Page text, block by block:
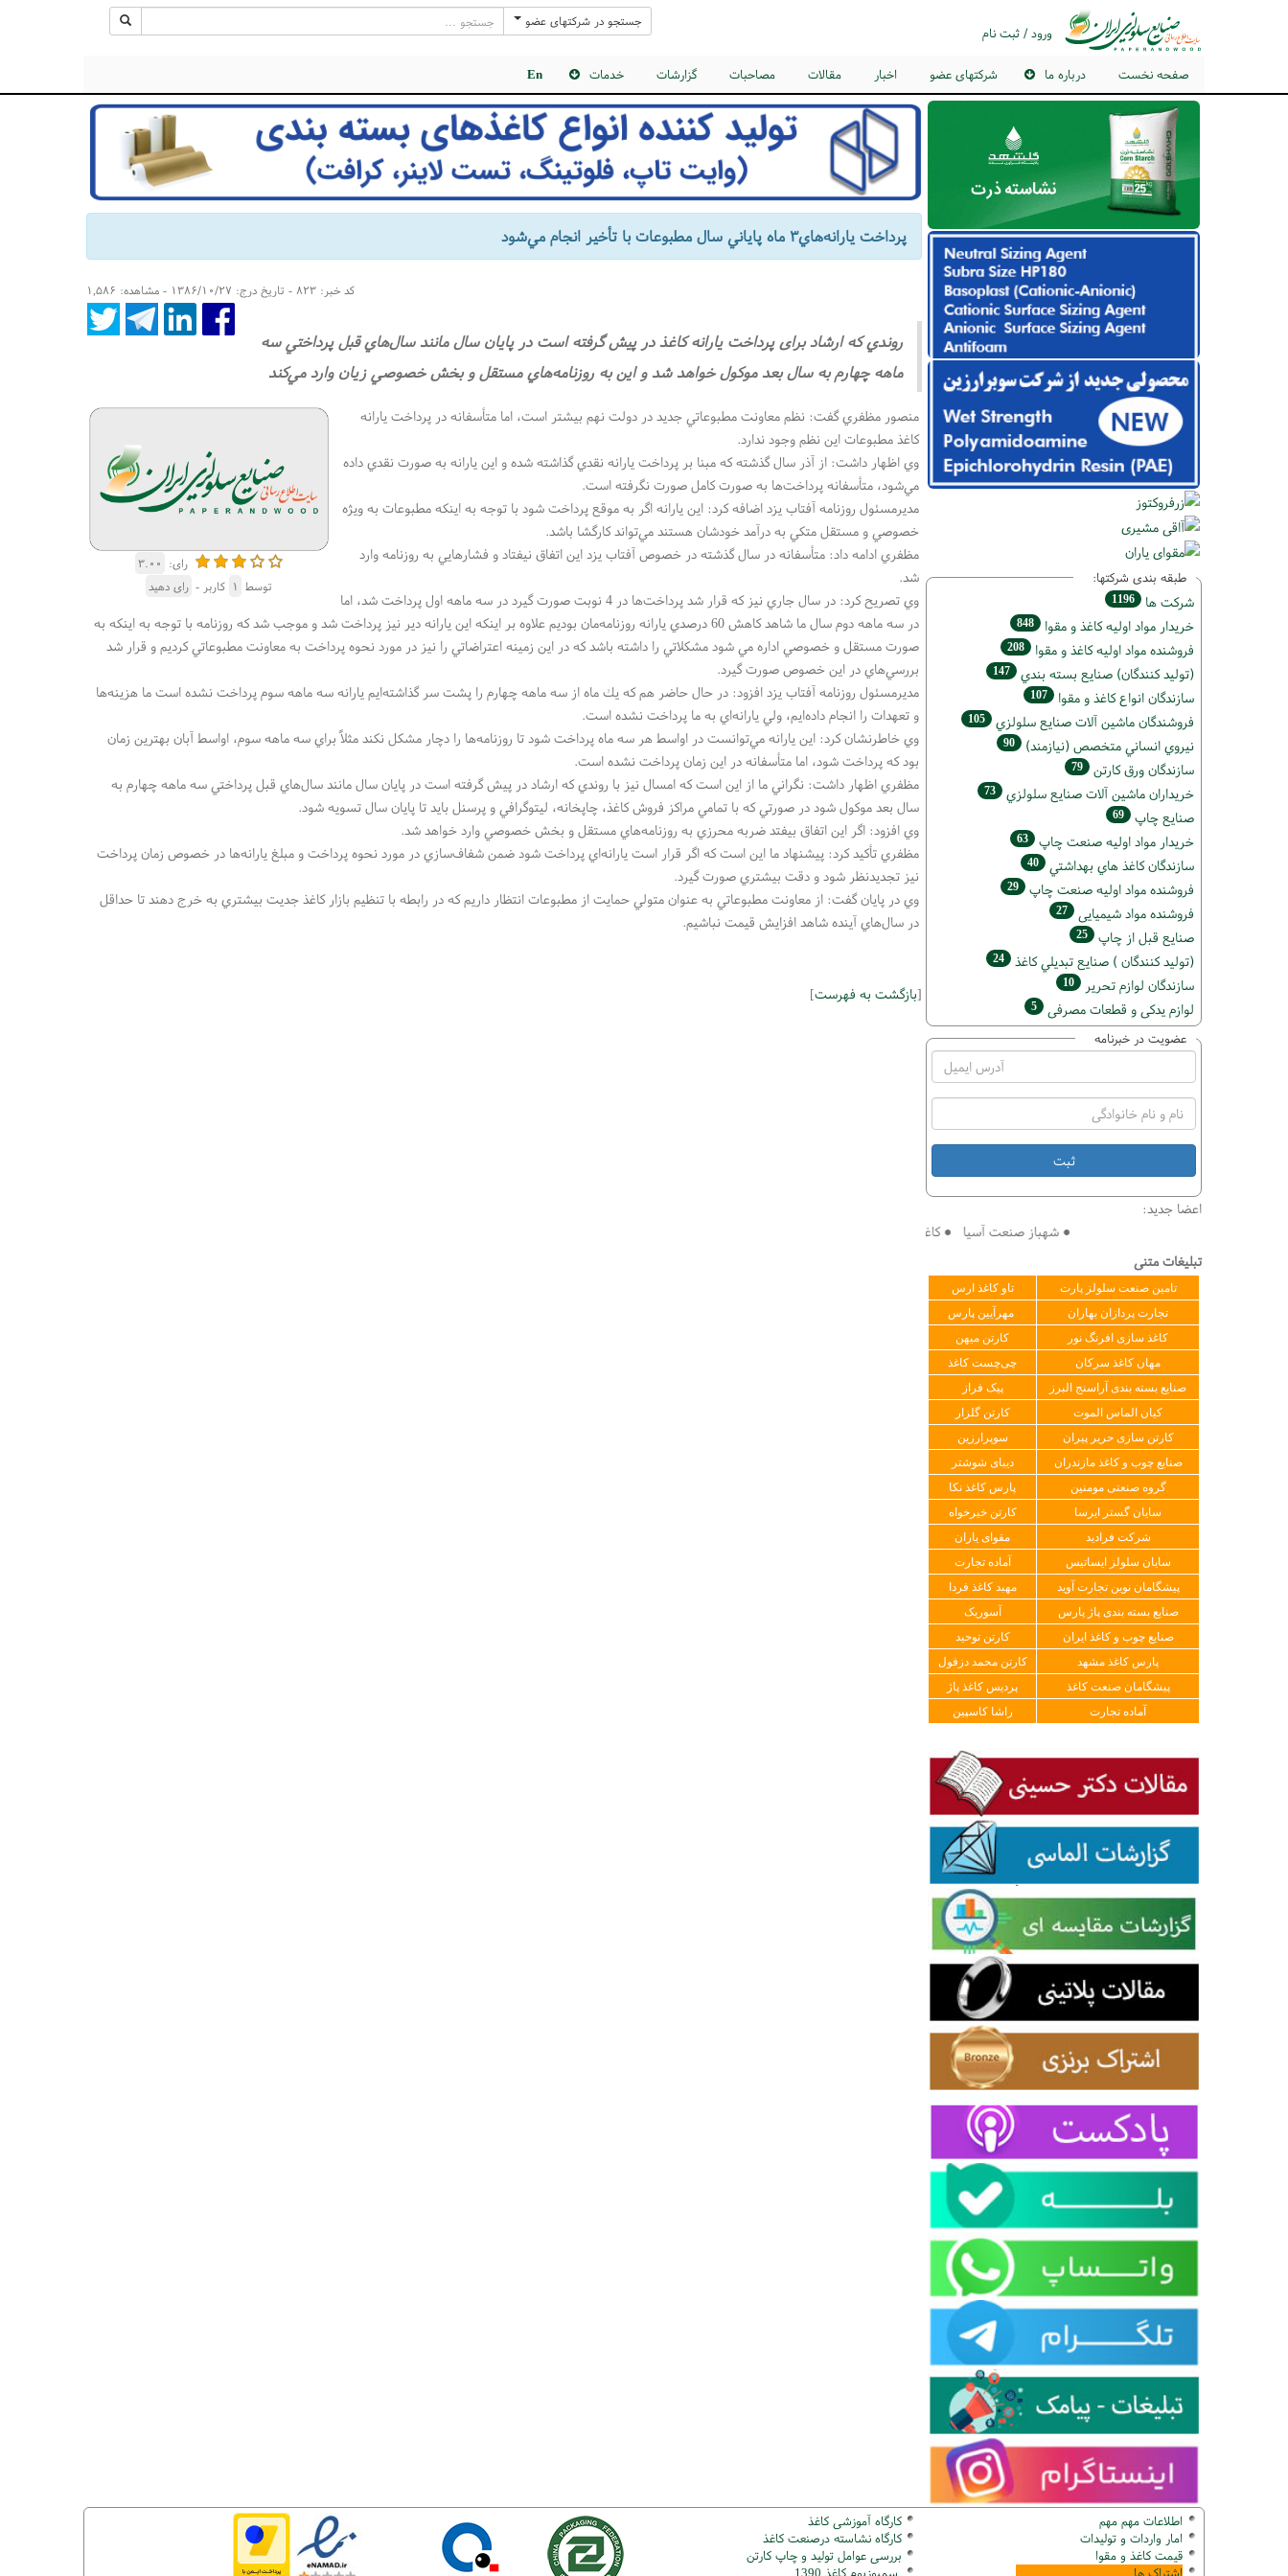
ورود / ثبت نام
جستجو در شرکتهای عضو
صفحه نخست درباره ما شرکتهای عضو اخبار مقالات مصاحبات گزارشات خدمات En
پرداخت يارانه‌هاي۳ ماه پاياني سال مطبوعات‌ با تأخير انجام مي‌شود
کد خبر: ۸۲۳ - تاریخ درج: ۱۳۸۶/۱۰/۲۷ - مشاهده: ۱,۵۸۶
روندي كه ارشاد برای پرداخت يارانه كاغذ در پيش گرفته است در پايان سال مانند سال‌هاي قبل پرداختي سه
ماهه چهارم به سال بعد موكول ‌خواهد شد و اين به روزنامه‌هاي مستقل و بخش خصوصي زيان وارد مي‌‌كند
رای: ۳.۰۰
توسط ۱ کاربر - رای دهید
منصور مظفري گفت: نظم معاونت مطبوعاتي جديد در دولت نهم بيشتر است، اما متأسفانه در پرداخت يارانه
كاغذ مطبوعات اين نظم وجود ندارد.
وي اظهار داشت: از آذر سال گذشته كه مبنا بر پرداخت يارانه نقدي گذاشته شده و اين يارانه به صورت نقدي داده
مي‌شود، متأسفانه پرداخت‌ها به صورت كامل صورت نگرفته‌‌ است.
مديرمسئول روزنامه آفتاب يزد اضافه كرد: اين يارانه اگر به موقع پرداخت شود با توجه به اينكه مطبوعات به ويژه
خصوصي و مستقل متكي به درآمد خودشان هستند مي‌تواند كارگشا باشد.
مظفري ادامه داد: متأسفانه در سال گذشته در خصوص آفتاب يزد اين اتفاق نيفتاد و فشارهايي به روزنامه وارد
شد.
وي تصريح كرد: در سال جاري نيز كه قرار شد پرداخت‌ها در 4 نوبت صورت گيرد در سه ماهه اول پرداخت شد، اما
در سه ماهه دوم سال ما شاهد كاهش 60 درصدي يارانه روزنامه‌مان بوديم علاوه بر اينكه اين يار‌انه دير نيز پرداخت شد و موجب شد كه روزنامه با توجه به اينكه به
صورت مستقل و خصوصي اداره مي شود مشكلاتي را داشته باشد كه در اين زمينه اعتراضاتي را نيز در مورد نحوه پرداخت به معاونت مطبوعاتي كرديم و قرار شد
بررسي‌هاي در اين خصوص صورت گيرد.
مديرمسئول روزنامه آفتاب يزد افزود: در حال حاضر هم كه يك ماه از سه ماهه چهارم را پشت سر گذاشته‌ايم يارانه سه ماهه سوم پرداخت نشده است ما هزينه‌ها
و تعهدات را انجام داده‌ايم، ولي يارانه‌اي به ما پرداخت نشده است.
وي خاطرنشان كرد: اين يارانه مي‌توانست در اواسط هر سه ماه پرداخت شود تا روزنامه‌ها را دچار مشكل نكند مثلاً براي سه ماهه سوم، اواسط آبان بهترين زمان
بود كه پرداخت شود، اما متأسفانه در اين زمان پرداخت نشده است.
مظفري اظهار داشت: نگراني ما از اين است كه امسال نيز با روندي كه ارشاد در پيش گرفته است در پايان سال مانند سال‌هاي قبل پرداختي سه ماهه چهارم به
سال بعد موكول ‌شود در صورتي‌ كه با تمامي مراكز فروش كاغذ، چاپخانه، ليتوگرافي و پرسنل بايد تا پايان سال تسويه شود.
وي افزود: اگر اين اتفاق بيفتد ضربه محرزي به روزنامه‌هاي مستقل و بخش خصوصي وارد خواهد شد.
مظفري تأكيد كرد: پيشنهاد ما اين است كه اگر قرار است يارانه‌اي پرداخت شود ضمن شفاف‌سازي در مورد نحوه پرداخت و مبلغ يارانه‌ها در خصوص زمان پرداخت
نيز تجديد‌نظر شود و دقت بيشتري صورت گيرد.
وي در پايان گفت: از معاونت مطبوعاتي به عنوان متولي حمايت از مطبوعات انتظار داريم كه در رابطه با تنظيم بازار كاغذ جديت بيشتري به خرج دهند تا حداقل
در سال‌هاي آينده شاهد افزايش قيمت نباشيم.
[بازگشت به فهرست]
طبقه بندی شرکتها:
شركت ها 1196
خريدار مواد اوليه كاغذ و مقوا 848
فروشنده مواد اوليه كاغذ و مقوا 208
(تولید كنندگان) صنايع بسته بندي 147
سازندگان انواع کاغذ و مقوا 107
فروشندگان ماشين آلات صنايع سلولزي 105
نيروي انساني متخصص (نیازمند) 90
سازندگان ورق كارتن 79
خریداران ماشين آلات صنايع سلولزي 73
صنايع چاپ 69
خريدار مواد اوليه صنعت چاپ 63
سازندگان كاغذ هاي بهداشتي 40
فروشنده مواد اوليه صنعت چاپ 29
فروشنده مواد شیمیایی 27
صنايع قبل از چاپ 25
(تولید كنندگان ) صنايع تبديلي كاغذ 24
سازندگان لوازم تحریر 10
لوازم یدکی و قطعات مصرفی 5
عضویت در خبرنامه
اعضا جدید:
● شهباز صنعت آسیا ● کاغذ سازی افق ● فنی مهندسی سپهر کویر فرداد ● کاغذ و مقوای فانتزی ترنج ● رسا
تبلیغات متنی
تامین صنعت سلولز پارت
تاو کاغذ ارس
تجارت پردازان بهاران
مهرآیین پارس
کاغذ سازی افرنگ نور
کارتن میهن
مهان کاغذ سرکان
چی‌چست کاغذ
صنایع بسته بندی آراسنج البرز
پیک فراز
کیان الماس الموت
کارتن گلزار
کارتن سازی حریر پیران
سوپرارزین
صنایع چوب و کاغذ مازندران
دیبای شوشتر
گروه صنعتی مومنین
پارس کاغذ نکا
سایان گستر ایرسا
کارتن خیرخواه
شرکت فرادید
مقوای یاران
سایان سلولز ایساتیس
آماده تجارت
پیشگامان نوین تجارت آوید
مهبد کاغذ فردا
صنایع بسته بندی پاژ پارس
آسوریک
صنایع چوب و کاغذ ایران
کارتن توحید
پارس کاغذ مشهد
کارتن محمد دزفول
پیشگامان صنعت کاغذ
پردیس کاغذ پاژ
آماده تجارت
راشا کاسپین
اطلاعات مهم مهم
امار واردات و تولیدات
قیمت کاغذ و مقوا
کارگاه آموزشی کاغذ
کارگاه نشاسته درصنعت کاغذ
بررسی عوامل تولید و چاپ کارتن